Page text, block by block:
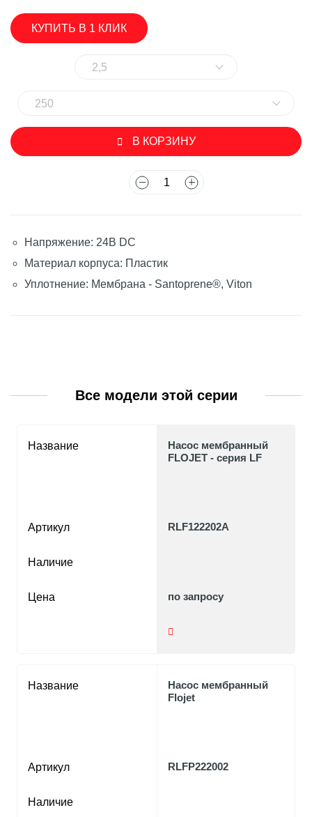
КУПИТЬ В 1 КЛИК
2,5
250
В КОРЗИНУ
Напряжение: 24В DC
Материал корпуса: Пластик
Уплотнение: Мембрана - Santoprene®, Viton
Все модели этой серии
Название
Артикул
Наличие
Цена
Насос мембранный
FLOJET - серия LF
RLF122202A
по запросу
Название
Артикул
Наличие
Насос мембранный
Flojet
RLFP222002